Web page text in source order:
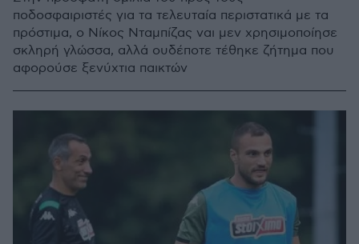
ποδοσφαιριστές για τα τελευταία περιστατικά με τα
πρόστιμα, ο Νίκος Νταμπίζας ναι μεν χρησιμοποίησε
σκληρή γλώσσα, αλλά ουδέποτε τέθηκε ζήτημα που
αφορούσε ξενύχτια παικτών